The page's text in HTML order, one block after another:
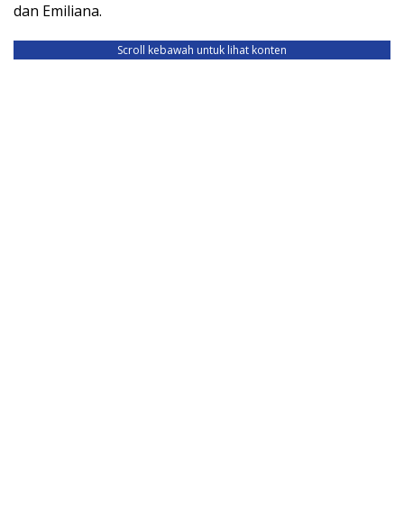
dan Emiliana.
Scroll kebawah untuk lihat konten